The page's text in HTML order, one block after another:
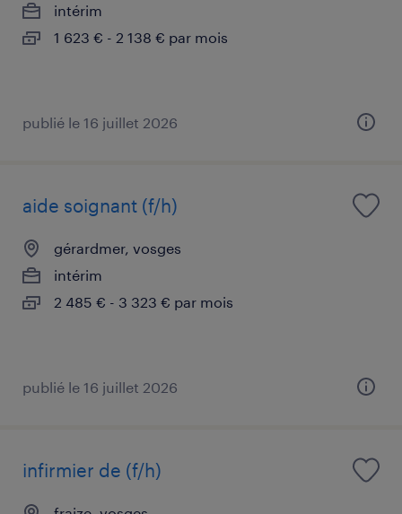
intérim
1 623 € - 2 138 € par mois
publié le 16 juillet 2026
aide soignant (f/h)
gérardmer, vosges
intérim
2 485 € - 3 323 € par mois
publié le 16 juillet 2026
infirmier de (f/h)